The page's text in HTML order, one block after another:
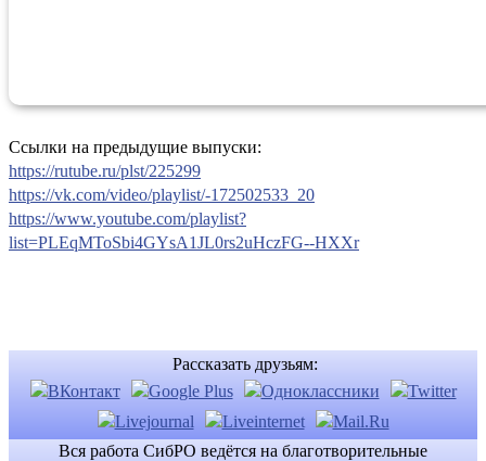
Ссылки на предыдущие выпуски:
https://rutube.ru/plst/225299
https://vk.com/video/playlist/-172502533_20
https://www.youtube.com/playlist?
list=PLEqMToSbi4GYsA1JL0rs2uHczFG--HXXr
Рассказать друзьям:
Вся работа СибРО ведётся на благотворительные